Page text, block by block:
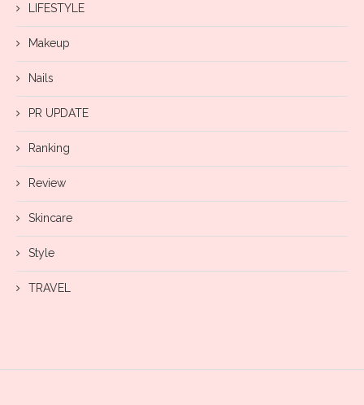
LIFESTYLE
Makeup
Nails
PR UPDATE
Ranking
Review
Skincare
Style
TRAVEL